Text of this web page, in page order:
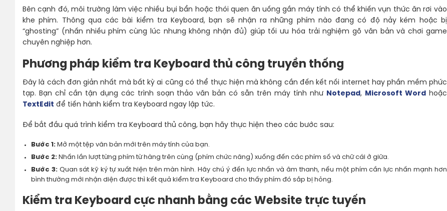
Bên cạnh đó, môi trường làm việc nhiều bụi bẩn hoặc thói quen ăn uống gần máy tính có thể khiến vụn thức ăn rơi vào
khe phím. Thông qua các bài kiểm tra Keyboard, bạn sẽ nhận ra những phím nào đang có độ nảy kém hoặc bị
“ghosting” (nhấn nhiều phím cùng lúc nhưng không nhận đủ) giúp tối ưu hóa trải nghiệm gõ văn bản và chơi game
chuyên nghiệp hơn.
Phương pháp kiểm tra Keyboard thủ công truyền thống
Đây là cách đơn giản nhất mà bất kỳ ai cũng có thể thực hiện mà không cần đến kết nối internet hay phần mềm phức
tạp. Bạn chỉ cần tận dụng các trình soạn thảo văn bản có sẵn trên máy tính như Notepad, Microsoft Wordhoặc
TextEdit để tiến hành kiểm tra Keyboard ngay lập tức.
Để bắt đầu quá trình kiểm tra Keyboard thủ công, bạn hãy thực hiện theo các bước sau:
Bước 1:Mở một tệp văn bản mới trên máy tính của bạn.
Bước 2:Nhấn lần lượt từng phím từ hàng trên cùng (phím chức năng) xuống đến các phím số và chữ cái ở giữa.
Bước 3:Quan sát kỹ ký tự xuất hiện trên màn hình. Hãy chú ý đến lực nhấn và âm thanh, nếu một phím cần lực nhấn mạnh hơn
bình thường mới nhận diện được thì kết quả kiểm tra Keyboard cho thấy phím đó sắp bị hỏng.
Kiểm tra Keyboard cực nhanh bằng các Website trực tuyến